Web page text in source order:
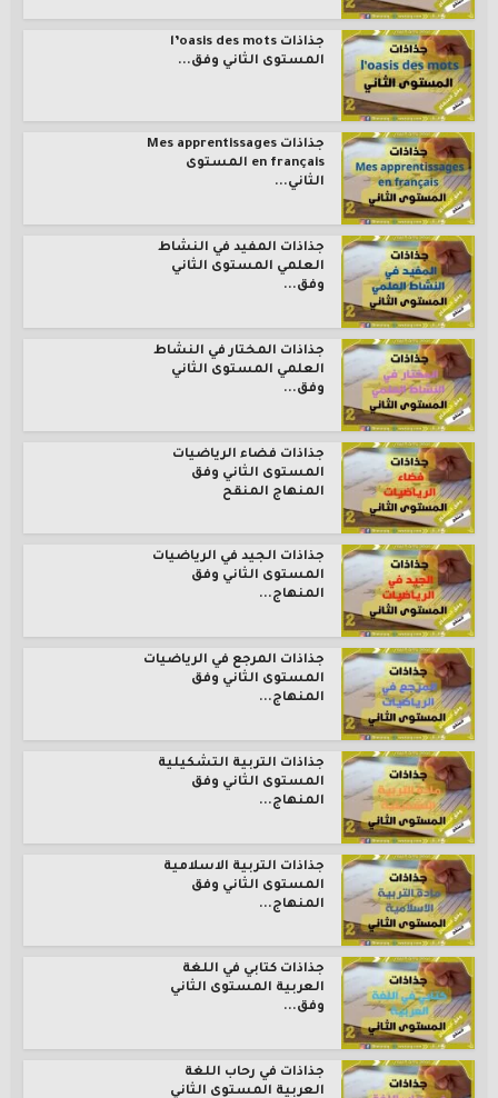
جذاذات l’oasis des mots
المستوى الثاني وفق...
جذاذات Mes apprentissages
en français المستوى
الثاني...
جذاذات المفيد في النشاط
العلمي المستوى الثاني
وفق...
جذاذات المختار في النشاط
العلمي المستوى الثاني
وفق...
جذاذات فضاء الرياضيات
المستوى الثاني وفق
المنهاج المنقح
جذاذات الجيد في الرياضيات
المستوى الثاني وفق
المنهاج...
جذاذات المرجع في الرياضيات
المستوى الثاني وفق
المنهاج...
جذاذات التربية التشكيلية
المستوى الثاني وفق
المنهاج...
جذاذات التربية الاسلامية
المستوى الثاني وفق
المنهاج...
جذاذات كتابي في اللغة
العربية المستوى الثاني
وفق...
جذاذات في رحاب اللغة
العربية المستوى الثاني